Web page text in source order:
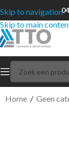
Skip to navigation
Skip to main
Home / Geen